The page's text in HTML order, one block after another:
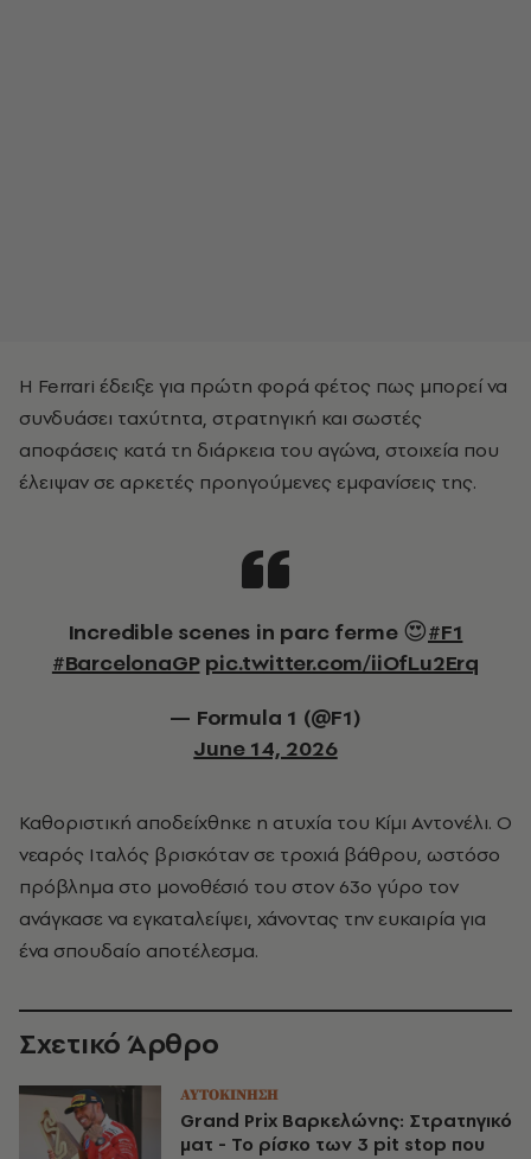
Η Ferrari έδειξε για πρώτη φορά φέτος πως μπορεί να
συνδυάσει ταχύτητα, στρατηγική και σωστές
αποφάσεις κατά τη διάρκεια του αγώνα, στοιχεία που
έλειψαν σε αρκετές προηγούμενες εμφανίσεις της.
Incredible scenes in parc ferme 😍#F1
#BarcelonaGP pic.twitter.com/iiOfLu2Erq
— Formula 1 (@F1)
June 14, 2026
Καθοριστική αποδείχθηκε η ατυχία του Κίμι Αντονέλι. Ο
νεαρός Ιταλός βρισκόταν σε τροχιά βάθρου, ωστόσο
πρόβλημα στο μονοθέσιό του στον 63ο γύρο τον
ανάγκασε να εγκαταλείψει, χάνοντας την ευκαιρία για
ένα σπουδαίο αποτέλεσμα.
Σχετικό Άρθρο
ΑΥΤΟΚΙΝΗΣΗ
Grand Prix Βαρκελώνης: Στρατηγικό
ματ - Το ρίσκο των 3 pit stop που